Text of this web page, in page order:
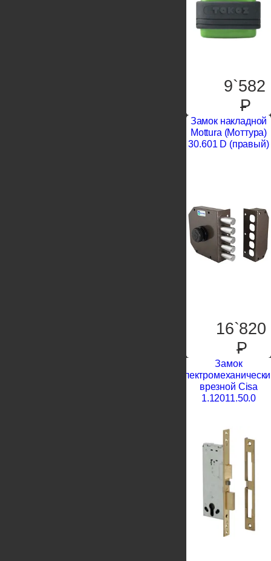
9`582
P
Замок накладной
Mottura (Моттура)
30.601 D (правый)
16`820
P
Замок
врезной Cisa
1.12011.50.0